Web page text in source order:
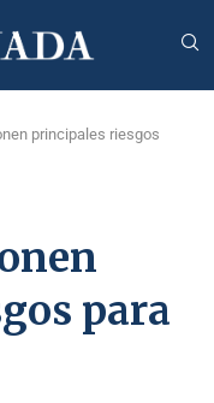
principales riesgos
para